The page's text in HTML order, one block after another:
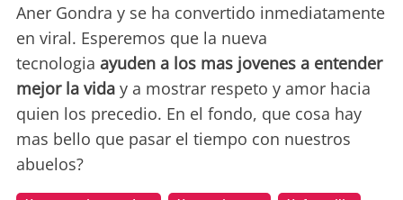
Aner Gondra y se ha convertido inmediatamente
en viral. Esperemos que la nueva
tecnologia ayuden a los mas jovenes a entender
mejor la vida y a mostrar respeto y amor hacia
quien los precedio. En el fondo, que cosa hay
mas bello que pasar el tiempo con nuestros
abuelos?